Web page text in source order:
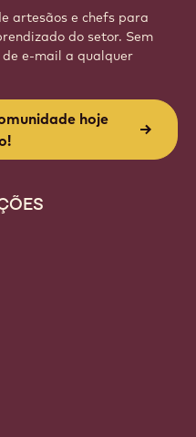
artesãos e chefs para
do setor. Sem
e-mail a qualquer
hoje